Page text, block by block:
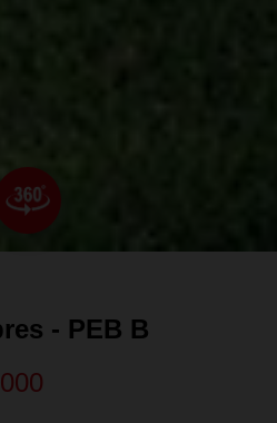
- PEB B